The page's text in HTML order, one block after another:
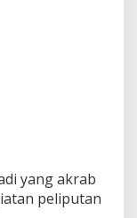
yang akrab
peliputan